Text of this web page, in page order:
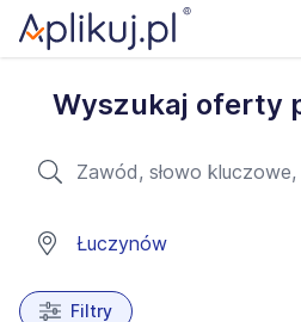
Wyszukaj oferty
Filtry